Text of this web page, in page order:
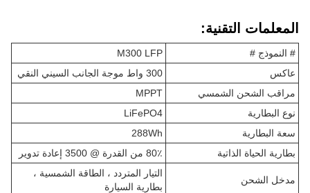
المعلمات التقنية:
# النموذج #
M300 LFP
عاكس
300 واط موجة الجانب السيني النقي
مراقب الشحن الشمسي
MPPT
نوع البطارية
LiFePO4
سعة البطارية
288Wh
بطارية الحياة الذاتية
80٪ من القدرة @ 3500 إعادة تدوير
مدخل الشحن
التيار المتردد ، الطاقة الشمسية ،
بطارية السيارة